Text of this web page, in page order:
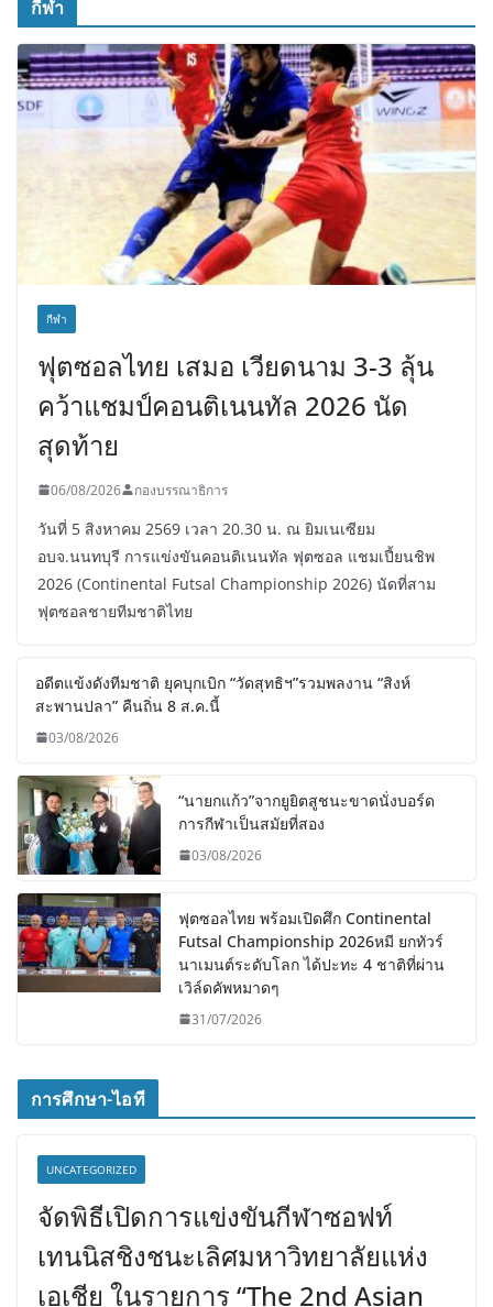
กีฬา
กีฬา
ฟุตซอลไทย เสมอ เวียดนาม 3-3 ลุ้น
คว้าแชมป์คอนติเนนทัล 2026 นัด
สุดท้าย
06/08/2026 กองบรรณาธิการ
วันที่ 5 สิงหาคม 2569 เวลา 20.30 น. ณ ยิมเนเซียม
อบจ.นนทบุรี การแข่งขันคอนติเนนทัล ฟุตซอล แชมเปี้ยนชิพ
2026 (Continental Futsal Championship 2026) นัดที่สาม
ฟุตซอลชายทีมชาติไทย
อดีตแข้งดังทีมชาติ ยุคบุกเบิก “วัดสุทธิฯ”รวมพลงาน “สิงห์
สะพานปลา” คืนถิ่น 8 ส.ค.นี้
03/08/2026
“นายกแก้ว”จากยูยิตสูชนะขาดนั่งบอร์ด
การกีฬาเป็นสมัยที่สอง
03/08/2026
ฟุตซอลไทย พร้อมเปิดศึก Continental
Futsal Championship 2026หมี ยกทัวร์
นาเมนต์ระดับโลก ได้ปะทะ 4 ชาติที่ผ่าน
เวิล์ดคัพหมาดๆ
31/07/2026
การศึกษา-ไอที
UNCATEGORIZED
จัดพิธีเปิดการแข่งขันกีฬาซอฟท์
เทนนิสชิงชนะเลิศมหาวิทยาลัยแห่ง
เอเชีย ในรายการ “The 2nd Asian